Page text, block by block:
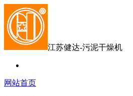
江苏健达-污泥干燥机
网站首页